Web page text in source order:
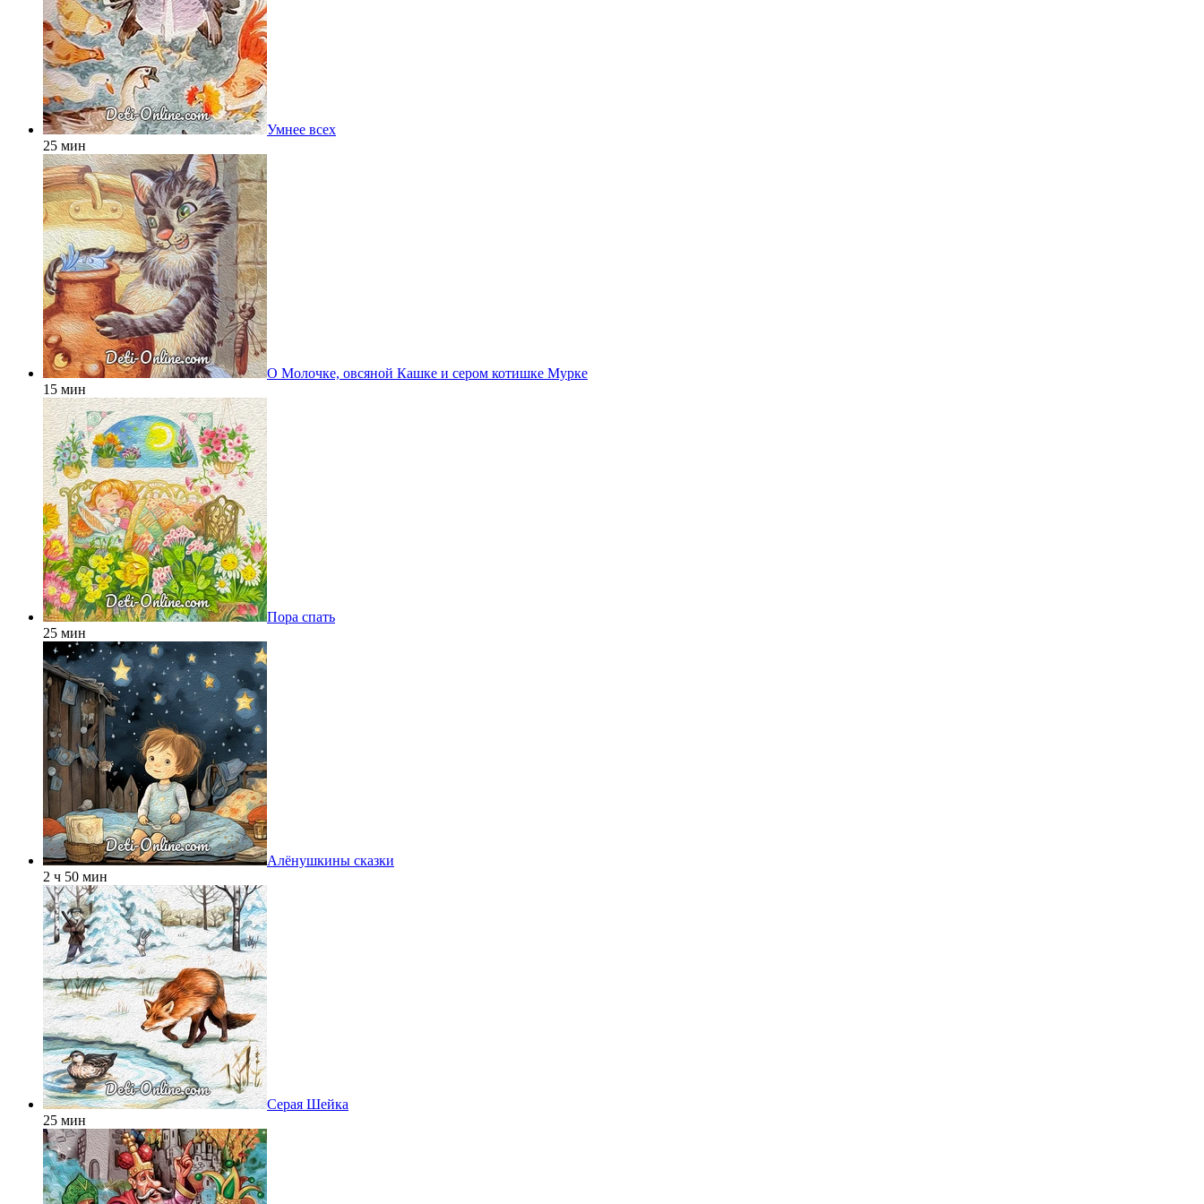
Умнее всех
25 мин
О Молочке, овсяной Кашке и сером котишке Мурке
15 мин
Пора спать
25 мин
Алёнушкины сказки
2 ч 50 мин
Серая Шейка
25 мин